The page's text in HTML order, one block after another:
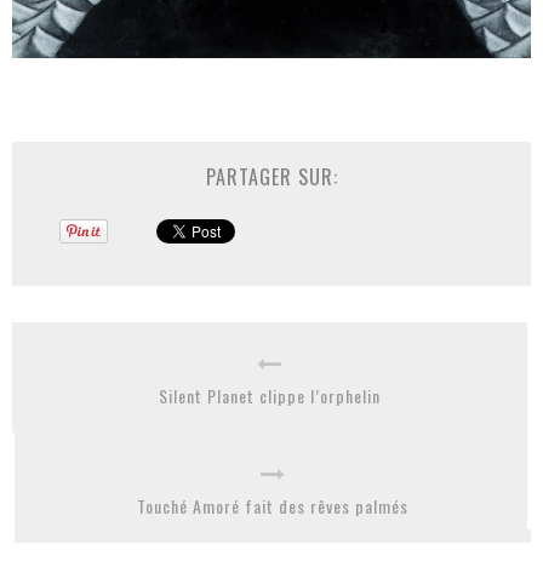
PARTAGER SUR:
Silent Planet clippe l’orphelin
Touché Amoré fait des rêves palmés